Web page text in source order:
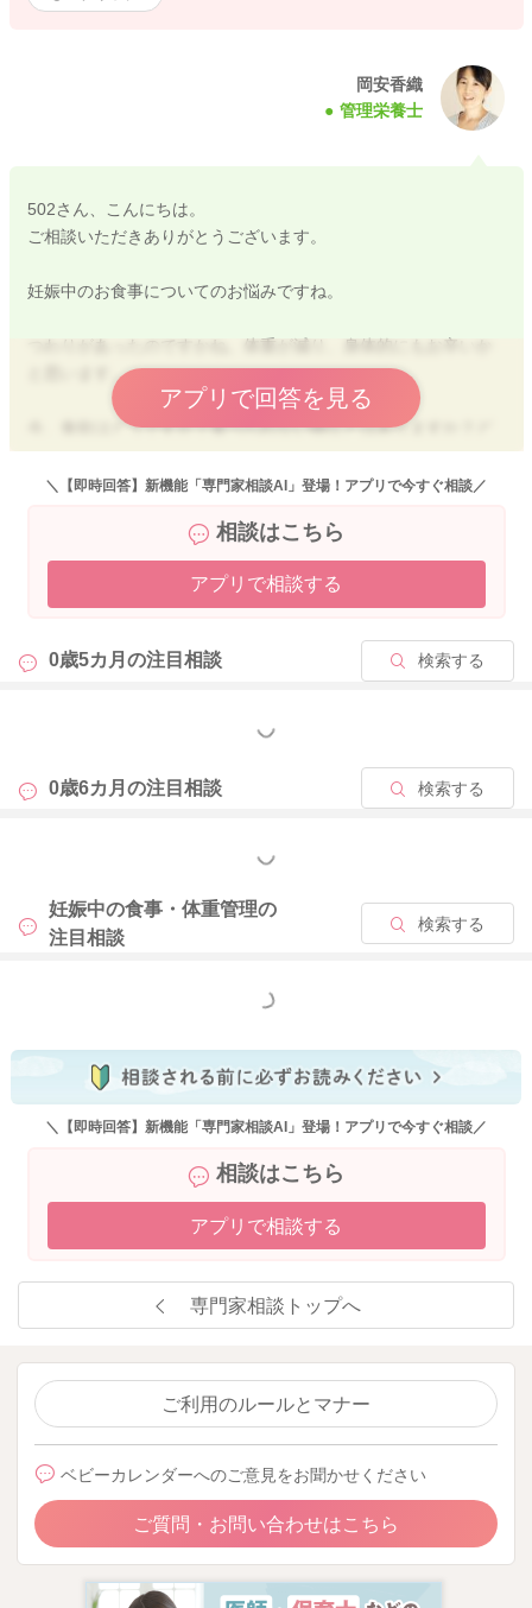
岡安香織
管理栄養士
502さん、こんにちは。
ご相談いただきありがとうございます。
妊娠中のお食事についてのお悩みですね。
つわりがあったのですかね。体重が減り、身体的にもお辛いか
と思います。
今、食欲はどうですか？食べられない物なとはありますか？ど
んな物を食べているか教えてください。
アプリで回答を見る
2025/10/5 12:32
＼【即時回答】新機能「専門家相談AI」登場！アプリで今すぐ相談／
相談はこちら
アプリで相談する
0歳5カ月の注目相談 検索する
もっと見る
0歳6カ月の注目相談 検索する
もっと見る
妊娠中の食事・体重管理の
注目相談
検索する
もっと見る
＼【即時回答】新機能「専門家相談AI」登場！アプリで今すぐ相談／
相談はこちら
アプリで相談する
専門家相談トップへ
ご利用のルールとマナー
ベビーカレンダーへのご意見をお聞かせください
ご質問・お問い合わせはこちら